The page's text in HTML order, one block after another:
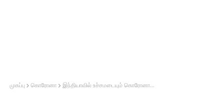
முகப்பு கொரோனா இந்தியாவில் உச்சமடையும் கொரோனா...